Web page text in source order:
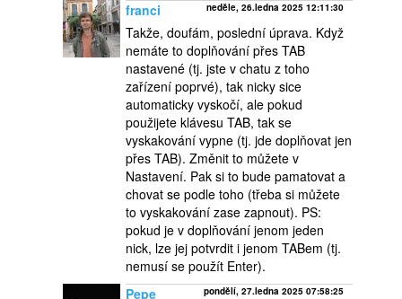
franci
neděle, 26.ledna 2025 12:11:30
Takže, doufám, poslední úprava. Když
nemáte to doplňování přes TAB
nastavené (tj. jste v chatu z toho
zařízení poprvé), tak nicky sice
automaticky vyskočí, ale pokud
použijete klávesu TAB, tak se
vyskakování vypne (tj. jde doplňovat jen
přes TAB). Změnit to můžete v
Nastavení. Pak si to bude pamatovat a
chovat se podle toho (třeba si můžete
to vyskakování zase zapnout). PS:
pokud je v doplňování jenom jeden
nick, lze jej potvrdit i jenom TABem (tj.
nemusí se použít Enter).
Pepe
pondělí, 27.ledna 2025 07:58:25